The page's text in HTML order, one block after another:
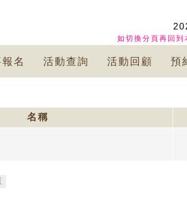
如切換分頁再回
名 活動查詢 活動回顧 預
名稱